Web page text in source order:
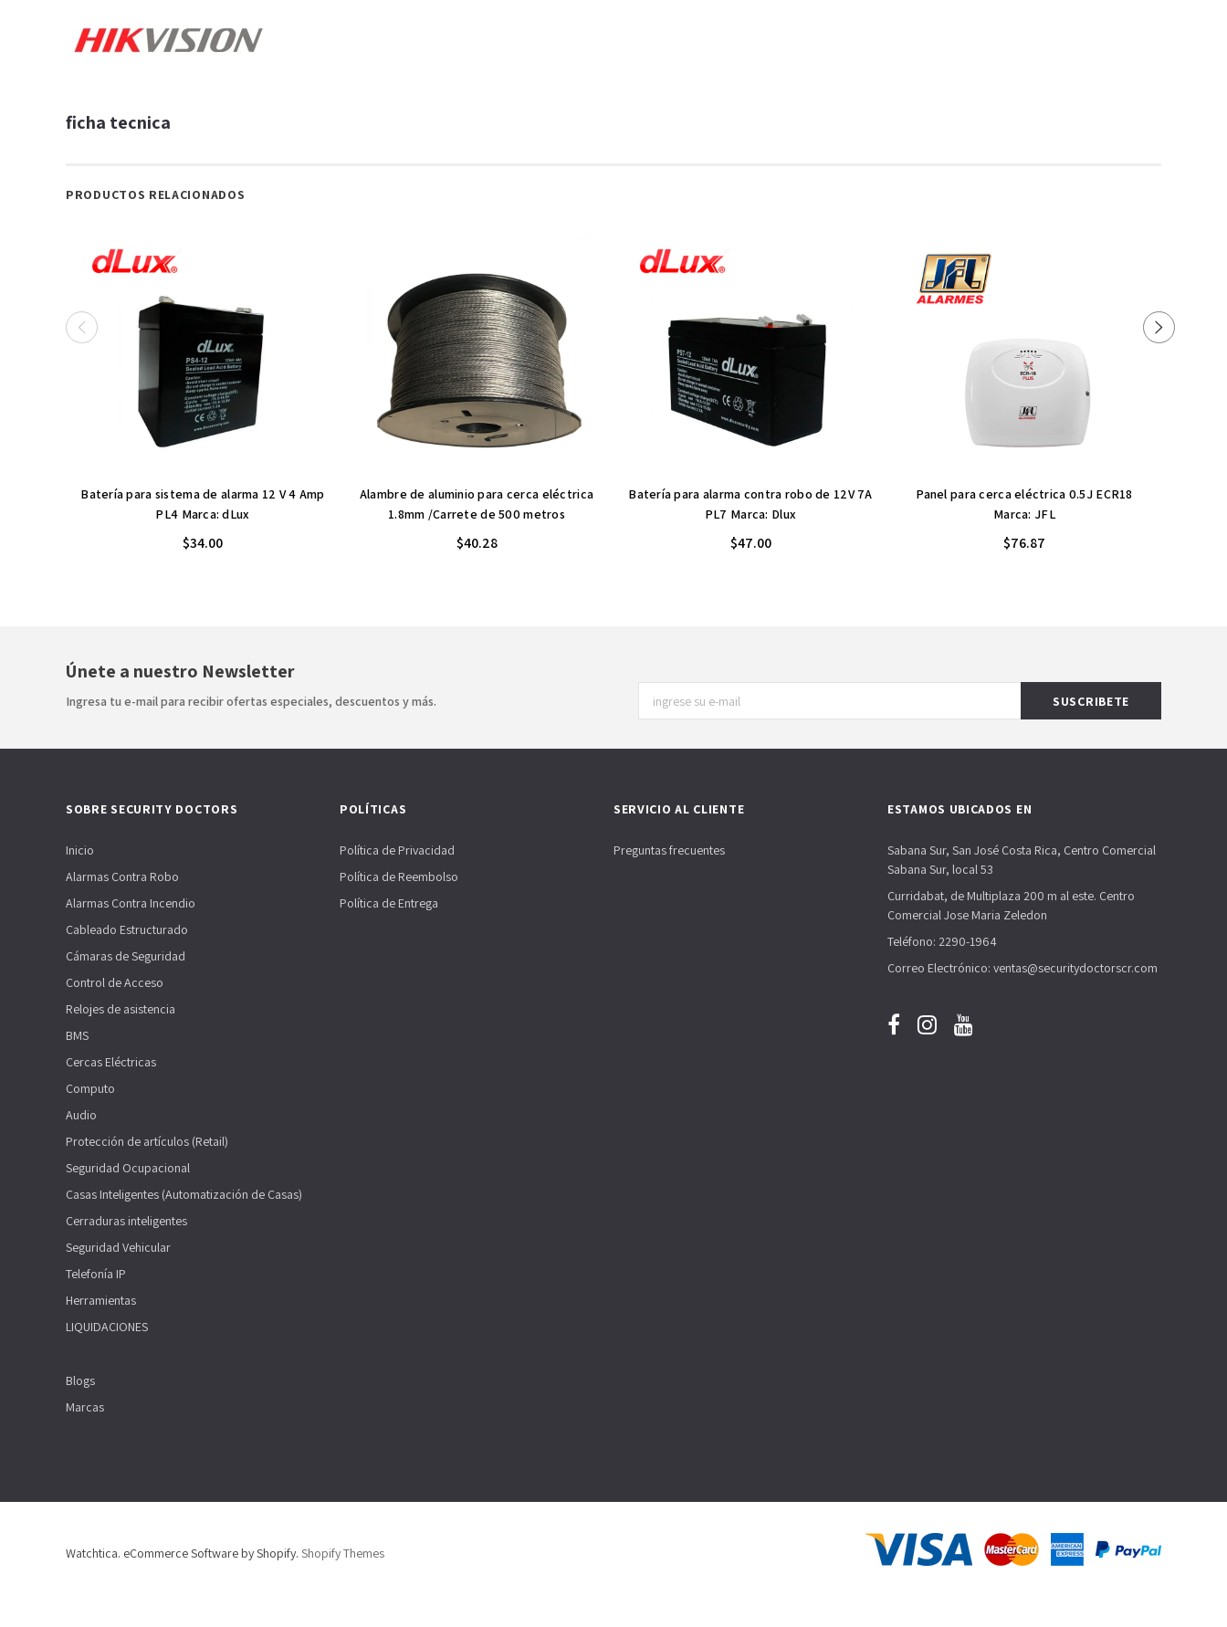
ficha tecnica
PRODUCTOS RELACIONADOS
Batería para sistema de alarma 12 V 4 Amp
PL4 Marca: dLux
$34.00
Alambre de aluminio para cerca eléctrica
1.8mm /Carrete de 500 metros
$40.28
Batería para alarma contra robo de 12V 7A
PL7 Marca: Dlux
$47.00
Panel para cerca eléctrica 0.5J ECR18
Marca: JFL
$76.87
Únete a nuestro Newsletter
Ingresa tu e-mail para recibir ofertas especiales, descuentos y más.
SOBRE SECURITY DOCTORS
Inicio
Alarmas Contra Robo
Alarmas Contra Incendio
Cableado Estructurado
Cámaras de Seguridad
Control de Acceso
Relojes de asistencia
BMS
Cercas Eléctricas
Computo
Audio
Protección de artículos (Retail)
Seguridad Ocupacional
Casas Inteligentes (Automatización de Casas)
Cerraduras inteligentes
Seguridad Vehicular
Telefonía IP
Herramientas
LIQUIDACIONES
Blogs
Marcas
POLÍTICAS
Política de Privacidad
Política de Reembolso
Política de Entrega
SERVICIO AL CLIENTE
Preguntas frecuentes
ESTAMOS UBICADOS EN
Sabana Sur, San José Costa Rica, Centro Comercial
Sabana Sur, local 53
Curridabat, de Multiplaza 200 m al este. Centro
Comercial Jose Maria Zeledon
Teléfono: 2290-1964
Correo Electrónico: ventas@securitydoctorscr.com
Watchtica. eCommerce Software by Shopify. Shopify Themes